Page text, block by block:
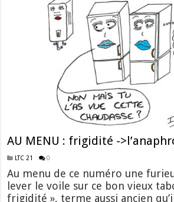
AU MENU : frigidité -
LTC 21 0
Au menu de ce numéro une
lever le voile sur ce bon vieux
frigidité », terme aussi ancien